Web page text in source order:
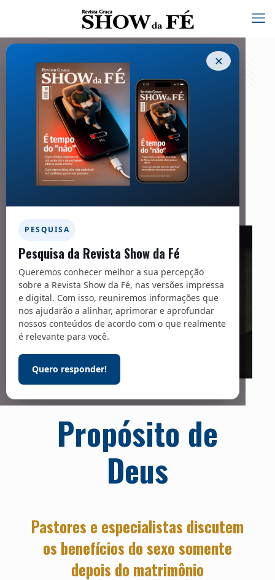
✕
PESQUISA
Pesquisa da Revista Show da Fé
Queremos conhecer melhor a sua percepção
sobre a Revista Show da Fé, nas versões impressa
e digital. Com isso, reuniremos informações que
nos ajudarão a alinhar, aprimorar e aprofundar
nossos conteúdos de acordo com o que realmente
é relevante para você.
Quero responder!
Comportamento
20/06/2023
Facebook Twitter
Messenger
Foto: glogoski / Adobe Stock
Propósito de
Deus
Pastores e especialistas discutem
os benefícios do sexo somente
depois do matrimônio